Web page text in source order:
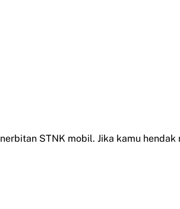
STNK mobil. Jika kamu